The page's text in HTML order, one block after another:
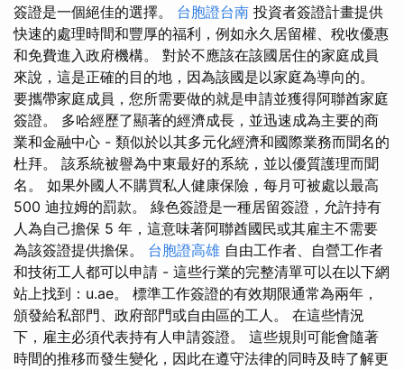
簽證是一個絕佳的選擇。 台胞證台南 投資者簽證計畫提供
快速的處理時間和豐厚的福利，例如永久居留權、稅收優惠
和免費進入政府機構。 對於不應該在該國居住的家庭成員
來說，這是正確的目的地，因為該國是以家庭為導向的。
要攜帶家庭成員，您所需要做的就是申請並獲得阿聯酋家庭
簽證。 多哈經歷了顯著的經濟成長，並迅速成為主要的商
業和金融中心 - 類似於以其多元化經濟和國際業務而聞名的
杜拜。 該系統被譽為中東最好的系統，並以優質護理而聞
名。 如果外國人不購買私人健康保險，每月可被處以最高
500 迪拉姆的罰款。 綠色簽證是一種居留簽證，允許持有
人為自己擔保 5 年，這意味著阿聯酋國民或其雇主不需要
為該簽證提供擔保。 台胞證高雄 自由工作者、自營工作者
和技術工人都可以申請 - 這些行業的完整清單可以在以下網
站上找到：u.ae。 標準工作簽證的有效期限通常為兩年，
頒發給私部門、政府部門或自由區的工人。 在這些情況
下，雇主必須代表持有人申請簽證。 這些規則可能會隨著
時間的推移而發生變化，因此在遵守法律的同時及時了解更